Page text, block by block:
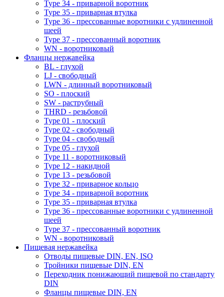
Type 34 - приварной воротник
Type 35 - приварная втулка
Type 36 - прессованные воротники с удлиненной
шеей
Type 37 - прессованный воротник
WN - воротниковый
Фланцы нержавейка
BL - глухой
LJ - свободный
LWN - длинный воротниковый
SO - плоский
SW - раструбный
THRD - резьбовой
Type 01 - плоский
Type 02 - свободный
Type 04 - свободный
Type 05 - глухой
Type 11 - воротниковый
Type 12 - накидной
Type 13 - резьбовой
Type 32 - приварное кольцо
Type 34 - приварной воротник
Type 35 - приварная втулка
Type 36 - прессованные воротники с удлиненной
шеей
Type 37 - прессованный воротник
WN - воротниковый
Пищевая нержавейка
Отводы пищевые DIN, EN, ISO
Тройники пищевые DIN, EN
Переходник понижающий пищевой по стандарту
DIN
Фланцы пищевые DIN, EN